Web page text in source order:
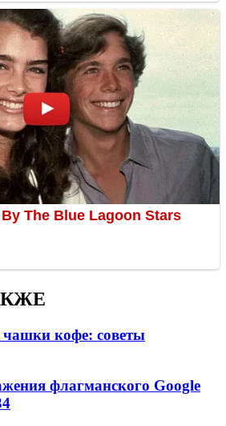
кофе: советы
флагманского Google